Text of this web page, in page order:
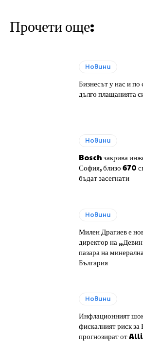
Прочети още:
Новини
Бизнесът у нас и по
дълго плащанията
Новини
Bosch закрива
София, близо 670
бъдат засегнати
Новини
Милен Драгиев е
директор на
пазара на
България
Новини
Инфлационният
фискалният риск за
прогнозират от